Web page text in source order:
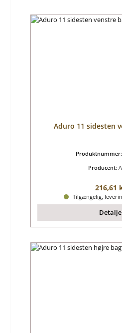
Aduro 11 sidesten
Produktnummer:
Producent:
216,61
Tilgængelig,